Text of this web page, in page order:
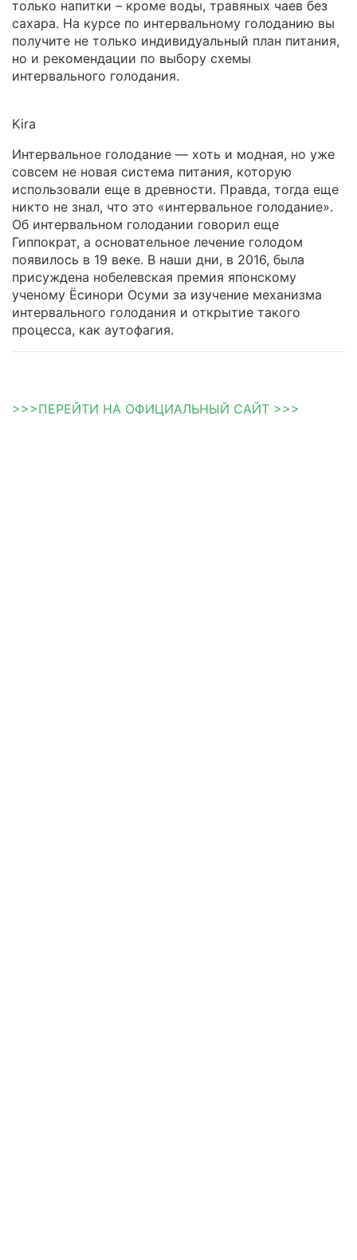
только напитки – кроме воды, травяных чаев без
сахара. На курсе по интервальному голоданию вы
получите не только индивидуальный план питания,
но и рекомендации по выбору схемы
интервального голодания.
Kira
Интервальное голодание — хоть и модная, но уже
совсем не новая система питания, которую
использовали еще в древности. Правда, тогда еще
никто не знал, что это «интервальное голодание».
Об интервальном голодании говорил еще
Гиппократ, а основательное лечение голодом
появилось в 19 веке. В наши дни, в 2016, была
присуждена нобелевская премия японскому
ученому Ёсинори Осуми за изучение механизма
интервального голодания и открытие такого
процесса, как аутофагия.
>>>ПЕРЕЙТИ НА ОФИЦИАЛЬНЫЙ САЙТ >>>